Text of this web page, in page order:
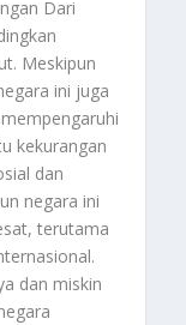
Dari
Meskipun
ini juga
kekurangan
dan
negara ini
terutama
dan miskin